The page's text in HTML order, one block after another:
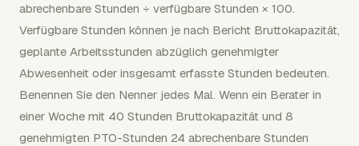
abrechenbare Stunden ÷ verfügbare Stunden × 100.
Verfügbare Stunden können je nach Bericht Bruttokapazität,
geplante Arbeitsstunden abzüglich genehmigter
Abwesenheit oder insgesamt erfasste Stunden bedeuten.
Benennen Sie den Nenner jedes Mal. Wenn ein Berater in
einer Woche mit 40 Stunden Bruttokapazität und 8
genehmigten PTO-Stunden 24 abrechenbare Stunden